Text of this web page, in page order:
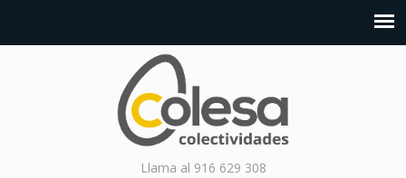
Llama al 916 629 308